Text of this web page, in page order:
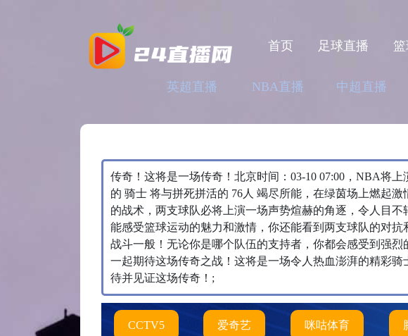
首页 足球直播
英超直播 NBA直播 中超直播
传奇！这将是一场传奇！北京时间：03-10 07:00，NBA将上
的 骑士 将与拼死拼活的 76人 竭尽所能，在绿茵场上燃起
的战术，两支球队必将上演一场声势煊赫的角逐，令人目不
能感受篮球运动的魅力和激情，你还能看到两支球队的对抗
战斗一般！无论你是哪个队伍的支持者，你都会感受到强烈
一起期待这场传奇之战！这将是一场令人热血澎湃的精彩骑
待并见证这场传奇！;
CCTV5 爱奇艺 咪咕体育